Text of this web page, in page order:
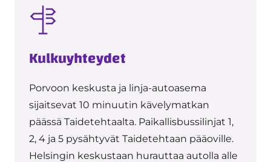
Kulkuyhteydet
Porvoon keskusta ja linja-autoasema
sijaitsevat 10 minuutin kävelymatkan
päässä Taidetehtaalta. Paikallisbussilinjat 1,
2, 4 ja 5 pysähtyvät Taidetehtaan pääoville.
Helsingin keskustaan hurauttaa autolla alle